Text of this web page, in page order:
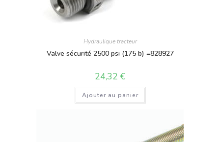
Hydraulique tracteur
Valve sécurité 2500 psi (175 b) =828927
24,32 €
Ajouter au panier